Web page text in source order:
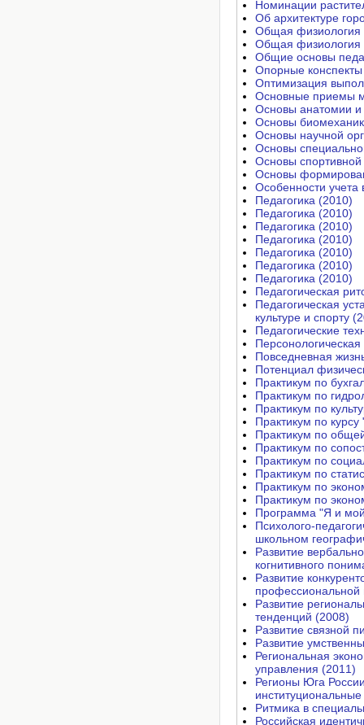
Об архитектуре
Общая физиология
Общая физиология
Общие основы
Опорные
Оптимизация
Основные приемы
Основы анатомии и
Основы
Основы научной
Основы
Основы
Основы
Особенности учета
Педагогика (2010)
Педагогика (2010)
Педагогика (2010)
Педагогика (2010)
Педагогика (2010)
Педагогика (2010)
Педагогика (2010)
Педагогическая
Педагогическая
культуре и спорту
Педагогические
Повседневная
Потенциал
Практикум по
Практикум по
Практикум по
Практикум по
Практикум по
Практикум по
Практикум по
Практикум по
Практикум по
Практикум по
Программа "Я и
Психолого-
школьном
Развитие
когнитивного
Развитие
профессиональной
Развитие
тенденций (2008)
Развитие связной
Развитие
Региональная
управления (2011)
Регионы Юга
Ритмика в
Российская